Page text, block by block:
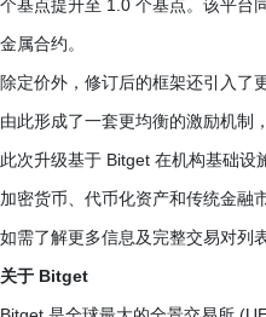
个基点提升至 1.0 个基点。该平台
金属合约。
除定价外，修订后的框架还引入了
由此形成了一套更均衡的激励机制
此次升级基于 Bitget 在机构基础设
加密货币、代币化资产和传统金融
如需了解更多信息及完整交易对列
关于 Bitget